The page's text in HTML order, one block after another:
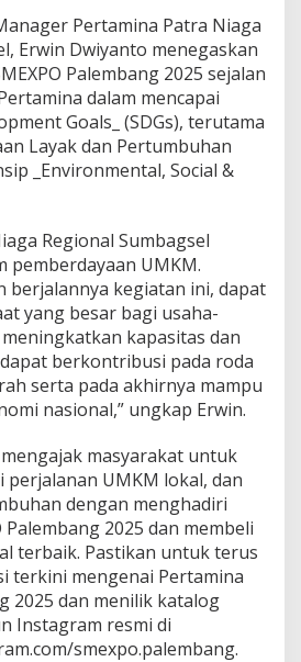
Pertamina Patra Niaga
Erwin Dwiyanto menegaskan
Palembang 2025 sejalan
dalam mencapai
Goals_ (SDGs), terutama
Layak dan Pertumbuhan
_Environmental, Social &
Regional Sumbagsel
pemberdayaan UMKM.
berjalannya kegiatan ini, dapat
yang besar bagi usaha-
kapasitas dan
berkontribusi pada roda
serta pada akhirnya mampu
nasional,” ungkap Erwin.
masyarakat untuk
perjalanan UMKM lokal, dan
dengan menghadiri
Palembang 2025 dan membeli
terbaik. Pastikan untuk terus
terkini mengenai Pertamina
2025 dan menilik katalog
Instagram resmi di
smexpo.palembang.